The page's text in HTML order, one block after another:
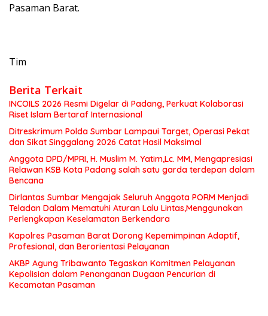
Pasaman Barat.
Tim
Berita Terkait
INCOILS 2026 Resmi Digelar di Padang, Perkuat Kolaborasi
Riset Islam Bertaraf Internasional
Ditreskrimum Polda Sumbar Lampaui Target, Operasi Pekat
dan Sikat Singgalang 2026 Catat Hasil Maksimal
Anggota DPD/MPRI, H. Muslim M. Yatim,Lc. MM, Mengapresiasi
Relawan KSB Kota Padang salah satu garda terdepan dalam
Bencana
Dirlantas Sumbar Mengajak Seluruh Anggota PORM Menjadi
Teladan Dalam Mematuhi Aturan Lalu Lintas,Menggunakan
Perlengkapan Keselamatan Berkendara
Kapolres Pasaman Barat Dorong Kepemimpinan Adaptif,
Profesional, dan Berorientasi Pelayanan
AKBP Agung Tribawanto Tegaskan Komitmen Pelayanan
Kepolisian dalam Penanganan Dugaan Pencurian di
Kecamatan Pasaman